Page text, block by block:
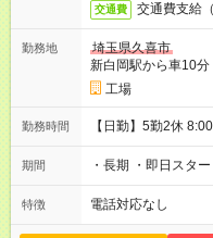
交通費 交通費支給
勤務地
埼玉県久喜市
新白岡駅から車10分
工場
勤務時間 【日勤】5勤2休
期間 ・長期 ・即日スター
特徴 電話対応なし